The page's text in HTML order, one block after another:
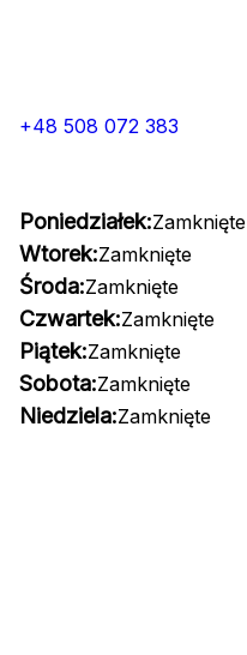
+48 508 072 383
Poniedziałek:Zamknięte
Wtorek:Zamknięte
Środa:Zamknięte
Czwartek:Zamknięte
Piątek:Zamknięte
Sobota:Zamknięte
Niedziela:Zamknięte